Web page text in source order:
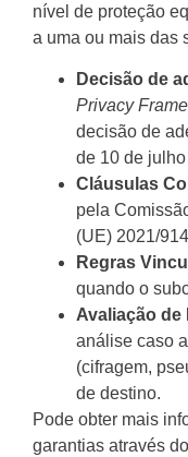
nível de proteção
a uma ou mais das
Decisão de
Privacy
decisão de
de 10 de
Cláusulas
pela
(UE) 2021/
Regras
quando o
Avaliação de
análise caso
(cifragem,
de destino.
Pode obter mais
garantias através